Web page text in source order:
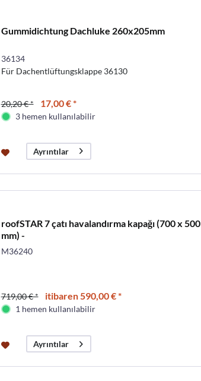
Gummidichtung Dachluke 260x205mm
36134
Für Dachentlüftungsklappe 36130
20,20 € * 17,00 € *
3 hemen kullanılabilir
Ayrıntılar
roofSTAR 7 çatı havalandırma kapağı (700 x 500
mm) -
M36240
719,00 € * itibaren 590,00 € *
1 hemen kullanılabilir
Ayrıntılar